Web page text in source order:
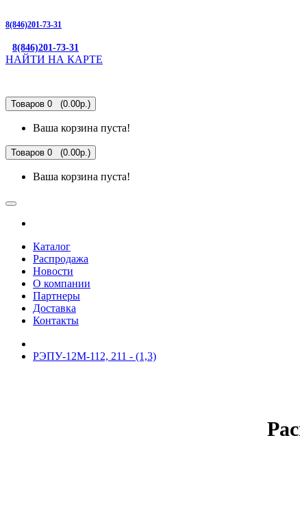
8(846)201-73-31
8(846)201-73-31
НАЙТИ НА КАРТЕ
Товаров 0 (0.00р.)
Ваша корзина пуста!
Товаров 0 (0.00р.)
Ваша корзина пуста!
Каталог
Распродажа
Новости
О компании
Партнеры
Доставка
Контакты
РЭПУ-12М-112, 211 - (1,3)